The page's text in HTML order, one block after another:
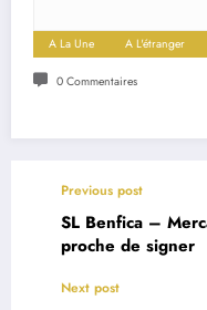
A La Une A L'étranger
0 Commentaires
Previous post
SL Benfica –
proche de signer
Next post